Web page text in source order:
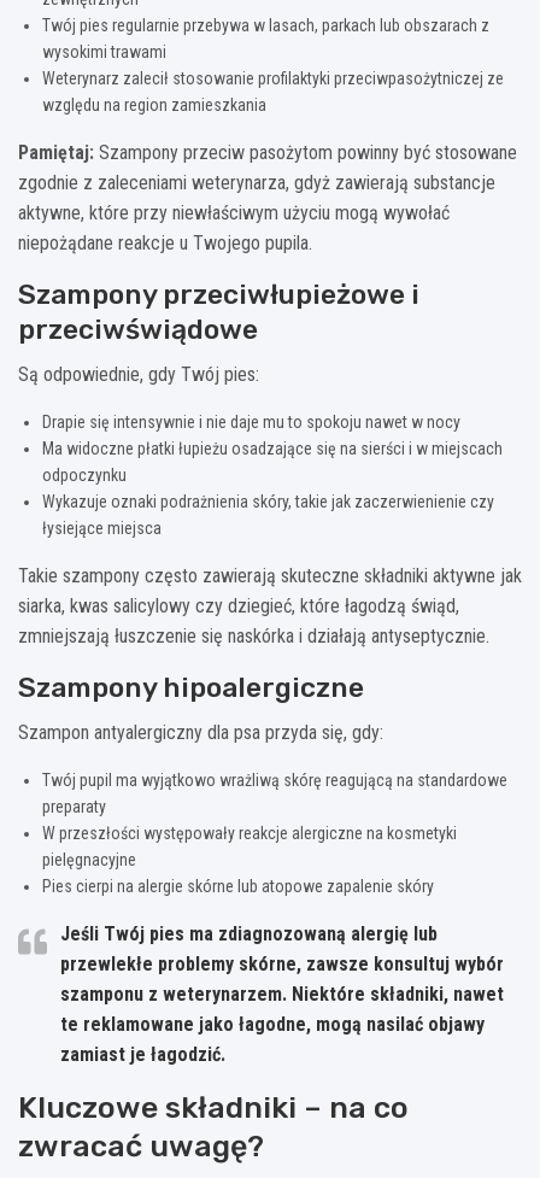
Twój pies regularnie przebywa w lasach, parkach lub obszarach z
wysokimi trawami
Weterynarz zalecił stosowanie profilaktyki przeciwpasożytniczej ze
względu na region zamieszkania
Pamiętaj: Szampony przeciw pasożytom powinny być stosowane
zgodnie z zaleceniami weterynarza, gdyż zawierają substancje
aktywne, które przy niewłaściwym użyciu mogą wywołać
niepożądane reakcje u Twojego pupila.
Szampony przeciwłupieżowe i
przeciwświądowe
Są odpowiednie, gdy Twój pies:
Drapie się intensywnie i nie daje mu to spokoju nawet w nocy
Ma widoczne płatki łupieżu osadzające się na sierści i w miejscach
odpoczynku
Wykazuje oznaki podrażnienia skóry, takie jak zaczerwienienie czy
łysiejące miejsca
Takie szampony często zawierają skuteczne składniki aktywne jak
siarka, kwas salicylowy czy dziegieć, które łagodzą świąd,
zmniejszają łuszczenie się naskórka i działają antyseptycznie.
Szampony hipoalergiczne
Szampon antyalergiczny dla psa przyda się, gdy:
Twój pupil ma wyjątkowo wrażliwą skórę reagującą na standardowe
preparaty
W przeszłości występowały reakcje alergiczne na kosmetyki
pielęgnacyjne
Pies cierpi na alergie skórne lub atopowe zapalenie skóry
Jeśli Twój pies ma zdiagnozowaną alergię lub
przewlekłe problemy skórne, zawsze konsultuj wybór
szamponu z weterynarzem. Niektóre składniki, nawet
te reklamowane jako łagodne, mogą nasilać objawy
zamiast je łagodzić.
Kluczowe składniki – na co
zwracać uwagę?